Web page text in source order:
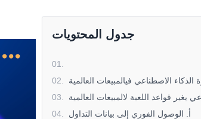
جدول المحتويات
01
02
الذكاء الاصطناعي فيالمبيعات العالمية
03
يغير قواعد اللعبة لالمبيعات العالمية
04
أ. الوصول الفوري إلى بيانات التداول